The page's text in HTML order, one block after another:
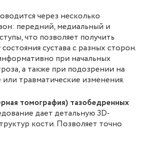
через несколько
передний, медиальный и
что позволяет получить
сустава с разных сторон.
при начальных
а также при подозрении на
травматические изменения.
томография) тазобедренных
дает детальную 3D-
кости. Позволяет точно